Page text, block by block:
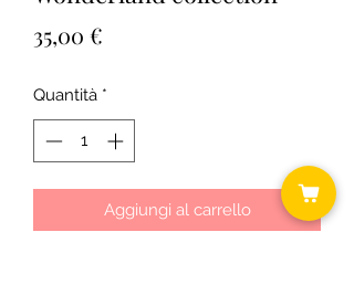
35,00 €
Quantità *
Aggiungi al carrello